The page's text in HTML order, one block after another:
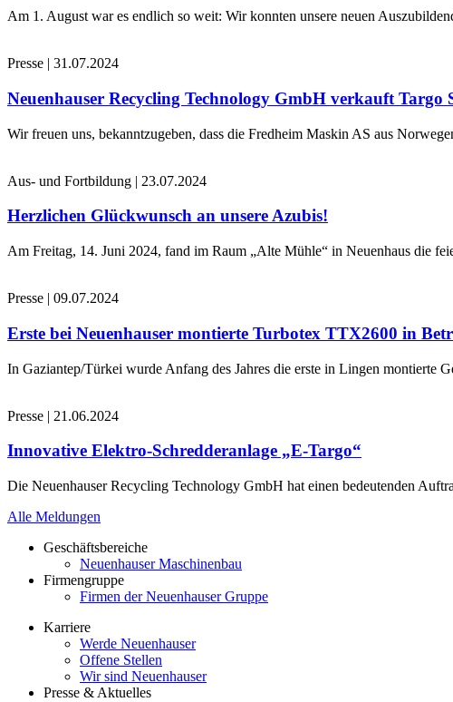
Am 1. August war es endlich so weit: Wir konnten unsere neuen
Presse | 31.07.2024
Neuenhauser Recycling Technology GmbH verkauft
Wir freuen uns, bekanntzugeben, dass die Fredheim Maskin AS aus
Aus- und Fortbildung | 23.07.2024
Herzlichen Glückwunsch an unsere Azubis!
Am Freitag, 14. Juni 2024, fand im Raum „Alte Mühle“ in Neuenhaus die
Presse | 09.07.2024
Erste bei Neuenhauser montierte Turbotex TTX2600 in
In Gaziantep/Türkei wurde Anfang des Jahres die erste in Lingen montierte
Presse | 21.06.2024
Innovative Elektro-Schredderanlage „E-Targo“
Die Neuenhauser Recycling Technology GmbH hat einen bedeutenden
Alle Meldungen
Geschäftsbereiche
Neuenhauser Maschinenbau
Firmengruppe
Firmen der Neuenhauser Gruppe
Karriere
Werde Neuenhauser
Offene Stellen
Wir sind Neuenhauser
Presse & Aktuelles